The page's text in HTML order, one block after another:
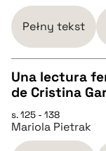
pobierz cytat
BIBTEX
pobierz cytat
Pełny tekst
pobierz cytat
Una lectura
de Cristina
s. 125 - 138
Mariola Pietrak